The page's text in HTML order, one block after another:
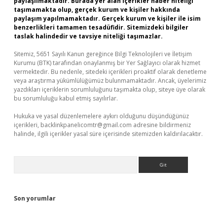
taşımamakta olup, gerçek kurum ve kişiler hakkında
paylaşım yapılmamaktadır. Gerçek kurum ve kişiler ile isim
benzerlikleri tamamen tesadüfidir. Sitemizdeki bilgiler
taslak halindedir ve tavsiye niteliği taşımazlar.
Sitemiz, 5651 Sayılı Kanun gereğince Bilgi Teknolojileri ve İletişim
Kurumu (BTK) tarafından onaylanmış bir Yer Sağlayıcı olarak hizmet
vermektedir. Bu nedenle, sitedeki içerikleri proaktif olarak denetleme
veya araştırma yükümlülüğümüz bulunmamaktadır. Ancak, üyelerimiz
yazdıkları içeriklerin sorumluluğunu taşımakta olup, siteye üye olarak
bu sorumluluğu kabul etmiş sayılırlar.
Hukuka ve yasal düzenlemelere aykırı olduğunu düşündüğünüz
içerikleri, backlinkpanelicomtr@gmail.com adresine bildirmeniz
halinde, ilgili içerikler yasal süre içerisinde sitemizden kaldırılacaktır.
Son yorumlar